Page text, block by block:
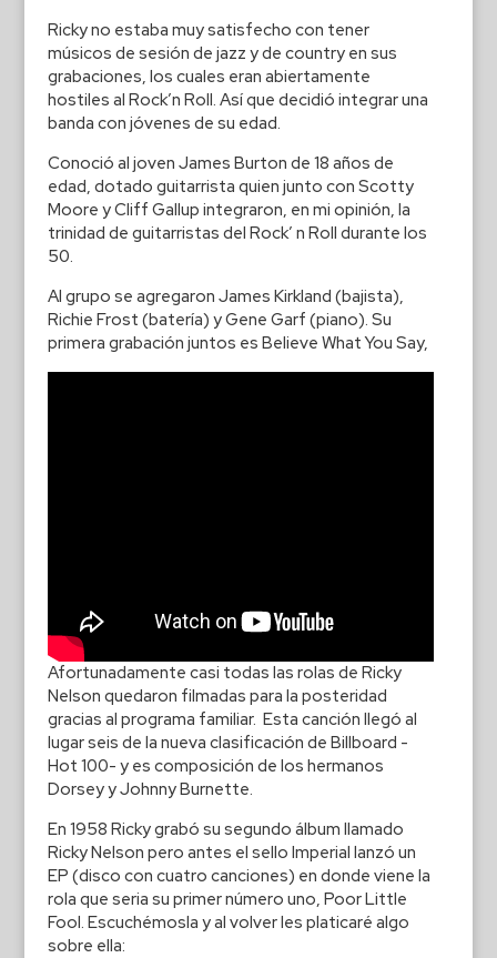
Ricky no estaba muy satisfecho con tener
músicos de sesión de jazz y de country en sus
grabaciones, los cuales eran abiertamente
hostiles al Rock’n Roll. Así que decidió integrar una
banda con jóvenes de su edad.
Conoció al joven James Burton de 18 años de
edad, dotado guitarrista quien junto con Scotty
Moore y Cliff Gallup integraron, en mi opinión, la
trinidad de guitarristas del Rock’ n Roll durante los
50.
Al grupo se agregaron James Kirkland (bajista),
Richie Frost (batería) y Gene Garf (piano). Su
primera grabación juntos es Believe What You Say,
Afortunadamente casi todas las rolas de Ricky
Nelson quedaron filmadas para la posteridad
gracias al programa familiar. Esta canción llegó al
lugar seis de la nueva clasificación de Billboard -
Hot 100- y es composición de los hermanos
Dorsey y Johnny Burnette.
En 1958 Ricky grabó su segundo álbum llamado
Ricky Nelson pero antes el sello Imperial lanzó un
EP (disco con cuatro canciones) en donde viene la
rola que seria su primer número uno, Poor Little
Fool. Escuchémosla y al volver les platicaré algo
sobre ella: